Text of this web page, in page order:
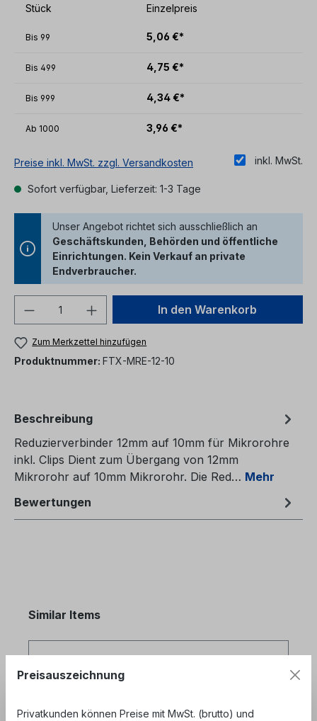
Stück Einzelpreis
Bis 99 5,06 €*
Bis 499 4,75 €*
Bis 999 4,34 €*
Ab 1000 3,96 €*
inkl. MwSt.
Preise inkl. MwSt. zzgl. Versandkosten
Sofort verfügbar, Lieferzeit: 1-3 Tage
Unser Angebot richtet sich ausschließlich an
Geschäftskunden, Behörden und öffentliche
Einrichtungen. Kein Verkauf an private
Endverbraucher.
Produkt Anzahl: Gib denIn den Warenkorb
Zum Merkzettel hinzufügen
Produktnummer: FTX-MRE-12-10
Beschreibung
Reduzierverbinder 12mm auf 10mm für Mikrorohre
inkl. Clips Dient zum Übergang von 12mm
Mikrorohr auf 10mm Mikrorohr. Die Red… Mehr
Bewertungen
Produktgalerie überspringen
Similar Items
Preisauszeichnung
Privatkunden können Preise mit MwSt. (brutto) und